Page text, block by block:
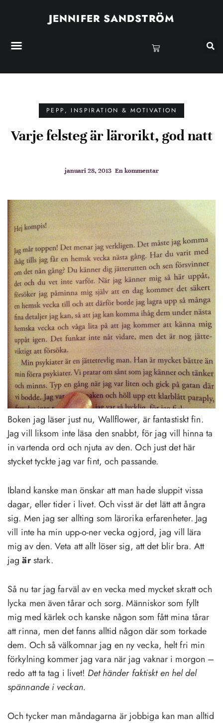
JENNIFER SANDSTRÖM
PEPP, INSPIRATION & MOTIVATION
Varje felsteg är lärorikt, god natt
januari 28, 2013 En kommentar
Boken jag läser just nu, Wallflower, är fantastiskt fin.
Jag vill liksom inte läsa den snabbt, för jag vill hinna ta
in vartenda ord och njuta av den. Och just det här
stycket tyckte jag var fint, och passande.
Ibland kanske man önskar att man hade sluppit vissa
dagar, eller tider i livet. Och visst är det lätt att ångra
sig. Men jag ser allting som lärorika erfarenheter. Jag
vill inte ha min upp-o-ner vecka ogjord, jag vill lära
mig av den. Veta att allt löser sig, att det blir bra. Att
jagärstark.
Så nu tar jag farväl av en vecka med mycket skratt och
lycka men även tårar och sorg. Människor som fyllt
mig med kärlek och kanske någon som fått mina tårar
att rinna, men det fanns alltid någon där som torkade
dem. Och så välkomnar jag en ny vecka, helt fri min
förkylning kommer jag vara när jag vaknar i morgon –
redo att ta tag i livet! Det händer faktiskt en hel del
spännande i veckan.
Och tycker man måndagarna är jobbiga kan man alltid